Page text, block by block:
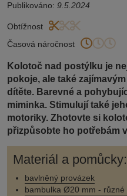
Publikováno: 9.5.2024
Obtížnost
Časová náročnost
Kolotoč nad postýlku je
pokoje, ale také
dítěte. Barevné a
miminka. Stimulují také
motoriky. Zhotovte si
přizpůsobte ho potřebám
Materiál a pomůcky:
bavlněný provázek
bambulka Ø20 mm - různé